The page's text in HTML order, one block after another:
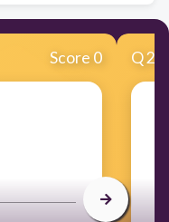
Score 0 Q2